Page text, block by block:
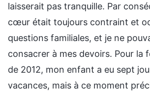
laisserait pas tranquille. Par
cœur était toujours contraint et
questions familiales, et je ne
consacrer à mes devoirs. Pour la
de 2012, mon enfant a eu sept
vacances, mais à ce moment